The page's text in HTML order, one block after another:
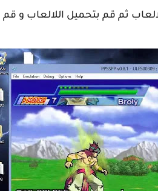
ثم قم بتحميل اللالعاب و